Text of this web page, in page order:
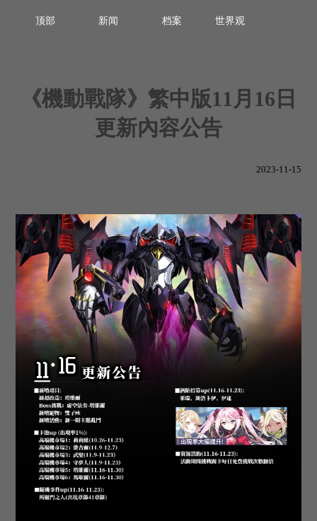
顶部 新闻 档案 世界观
《機動戰隊》繁中版11月16日
更新內容公告
2023-11-15